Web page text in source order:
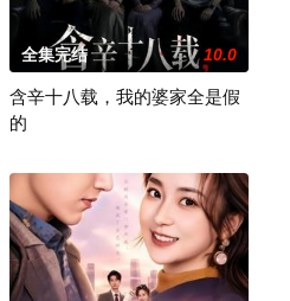
全集完结 10.0
含辛十八载，我的婆家全是假
的